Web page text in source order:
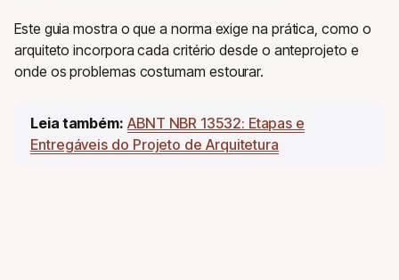
Este guia mostra o que a norma exige na prática, como o
arquiteto incorpora cada critério desde o anteprojeto e
onde os problemas costumam estourar.
Leia também: ABNT NBR 13532: Etapas e
Entregáveis do Projeto de Arquitetura